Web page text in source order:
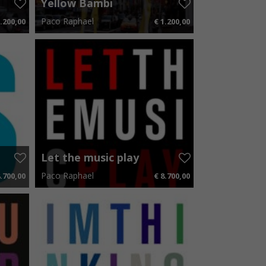
Yellow Bambi
Paco Raphael € 1.200,00
50 cm x 60 cm € 18,00 p.m.
p.m.
Let the music play
– Lightbox
Paco Raphael € 8.700,00